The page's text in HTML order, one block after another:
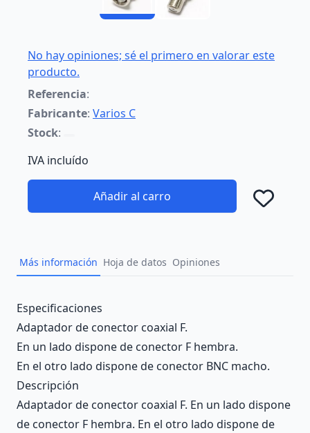
No hay opiniones; sé el primero en valorar este
producto.
Referencia:
Fabricante: Varios C
Stock:
IVA incluído
Añadir al carro
Más información Hoja de datos Opiniones
Description
Especificaciones
Adaptador de conector coaxial F.
En un lado dispone de conector F hembra.
En el otro lado dispone de conector BNC macho.
Descripción
Adaptador de conector coaxial F. En un lado dispone
de conector F hembra. En el otro lado dispone de